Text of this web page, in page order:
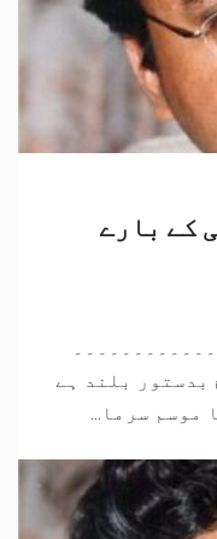
کے بارے
بدستور بلند ہے